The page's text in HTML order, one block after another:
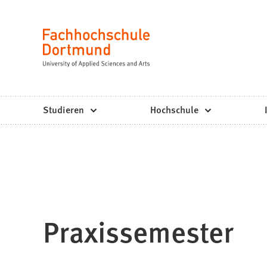
Dortmund
-
Studiengänge,
Bewerbung
Sprache
Studieren Hochschule
Praxissemester